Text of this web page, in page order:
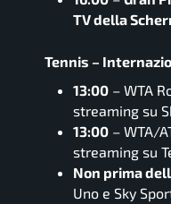
TV della
Tennis –
13:00 – WTA
streaming su
13:00 – WTA/
streaming su
Non prima
Uno e Sky